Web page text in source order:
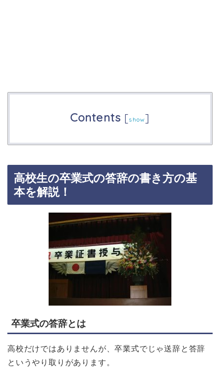
Contents [show]
高校生の卒業式の答辞の書き方の基
本を解説！
卒業式の答辞とは
高校だけではありませんが、卒業式でじゃ送辞と答辞
というやり取りがあります。